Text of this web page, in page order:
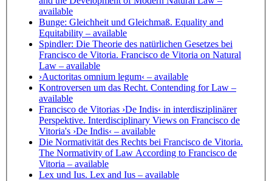
available
Bunge: Gleichheit und Gleichmaß. Equality and
Equitability – available
Spindler: Die Theorie des natürlichen Gesetzes bei
Francisco de Vitoria. Francisco de Vitoria on Natural
Law – available
›Auctoritas omnium legum‹ – available
Kontroversen um das Recht. Contending for Law –
available
Francisco de Vitorias ›De Indis‹ in interdisziplinärer
Perspektive. Interdisciplinary Views on Francisco de
Vitoria's ›De Indis‹ – available
Die Normativität des Rechts bei Francisco de Vitoria.
The Normativity of Law According to Francisco de
Vitoria – available
Lex und Ius. Lex and Ius – available